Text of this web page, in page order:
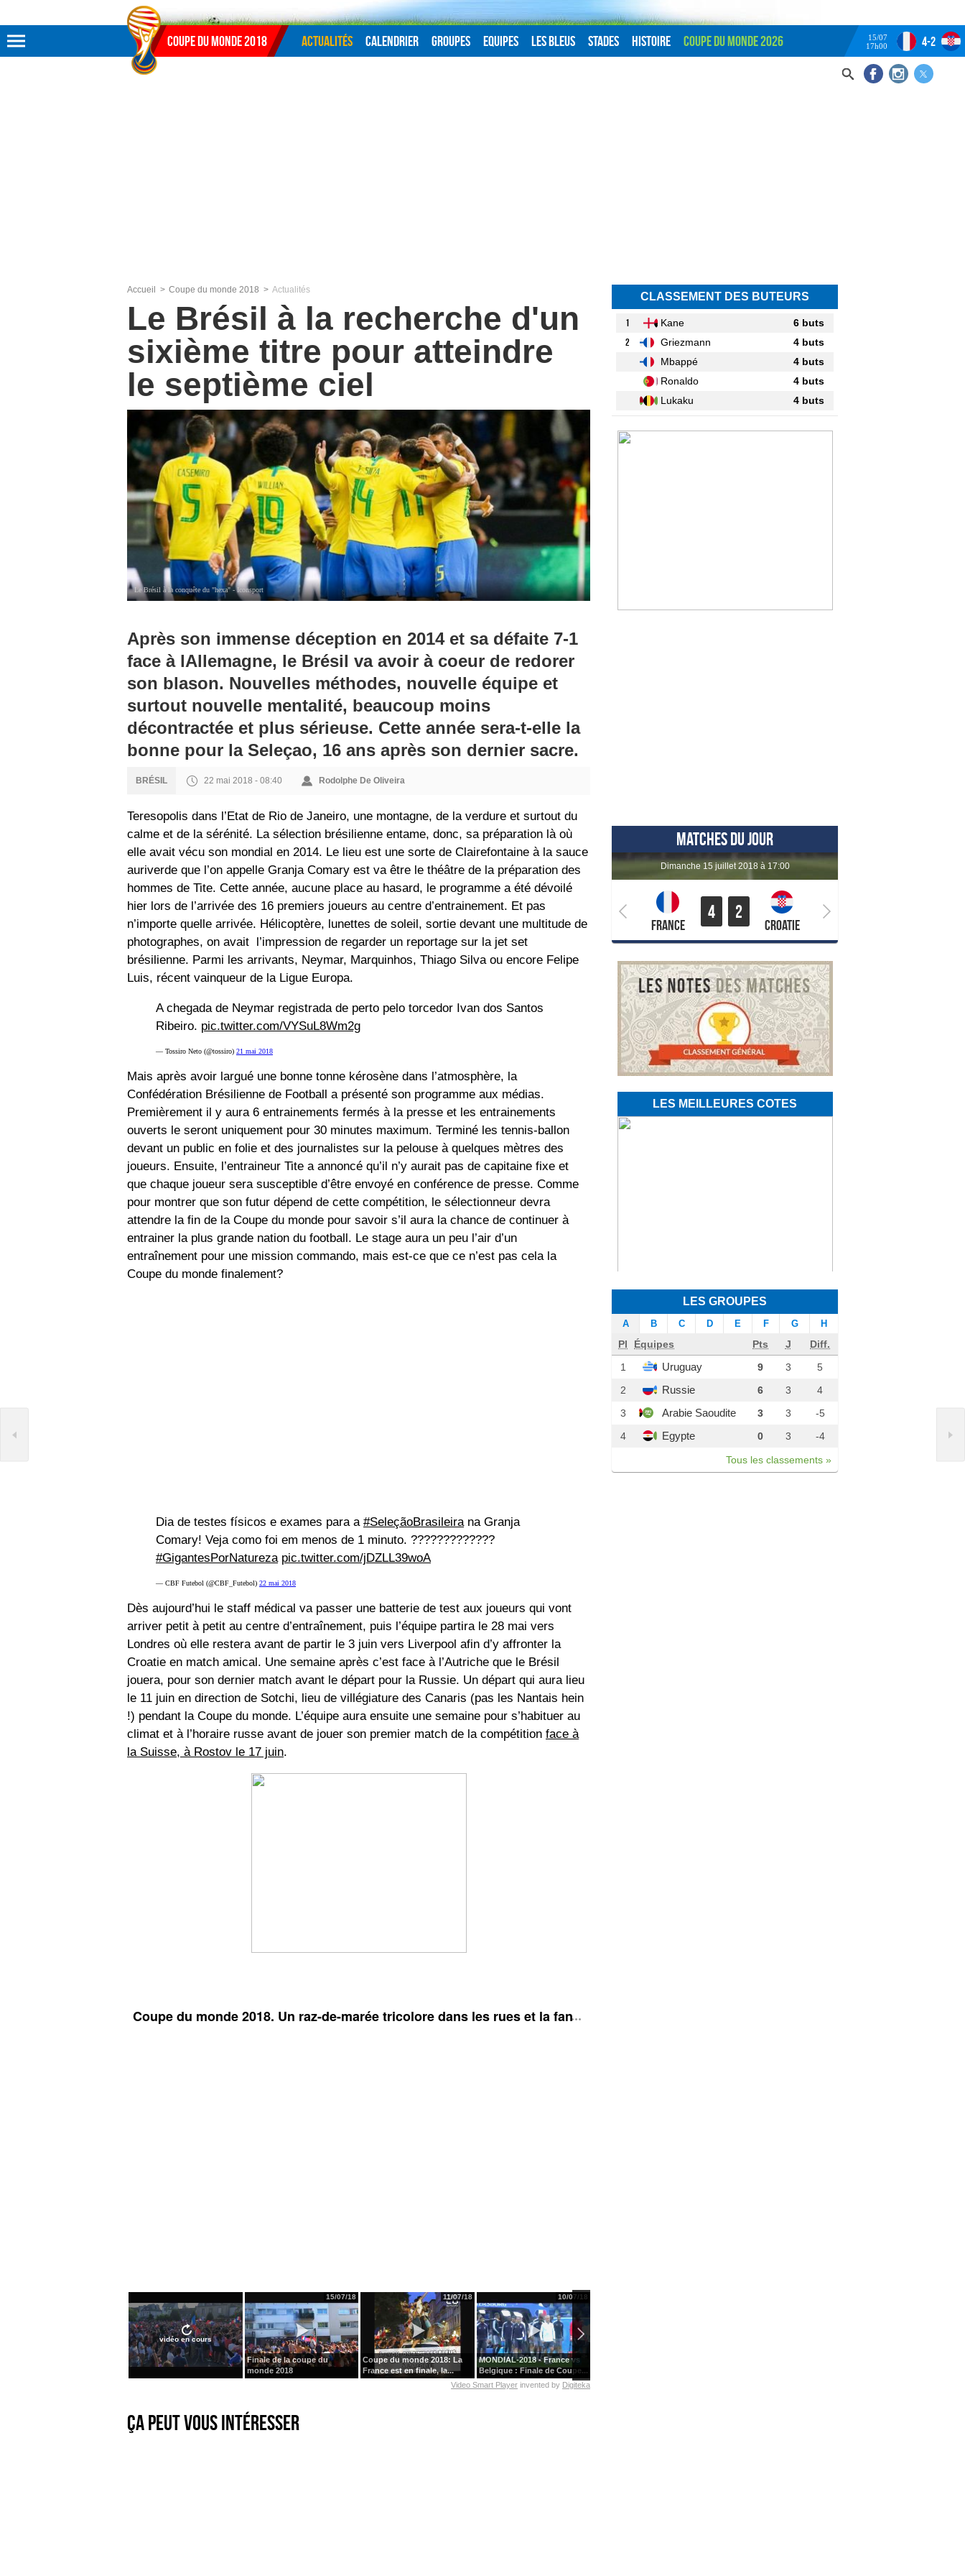
Aller au menu
Coupe du monde 2018 Actualités Calendrier Groupes Equipes Les Bleus Stades Histoire Coupe du monde 2026
15/07
17h00
4-2
Accueil Coupe du monde 2018 Actualités
Le Brésil à la recherche d'un
sixième titre pour atteindre
le septième ciel
Le Brésil à la conquête du "hexa" - Iconsport
Après son immense déception en 2014 et sa défaite 7-1
face à lAllemagne, le Brésil va avoir à coeur de redorer
son blason. Nouvelles méthodes, nouvelle équipe et
surtout nouvelle mentalité, beaucoup moins
décontractée et plus sérieuse. Cette année sera-t-elle la
bonne pour la Seleçao, 16 ans après son dernier sacre.
BRÉSIL 22 mai 2018 - 08:40 Rodolphe De Oliveira
Teresopolis dans l’Etat de Rio de Janeiro, une montagne, de la verdure et surtout du
calme et de la sérénité. La sélection brésilienne entame, donc, sa préparation là où
elle avait vécu son mondial en 2014. Le lieu est une sorte de Clairefontaine à la sauce
auriverde que l’on appelle Granja Comary est va être le théâtre de la préparation des
hommes de Tite. Cette année, aucune place au hasard, le programme a été dévoilé
hier lors de l’arrivée des 16 premiers joueurs au centre d’entrainement. Et pas
n’importe quelle arrivée. Hélicoptère, lunettes de soleil, sortie devant une multitude de
photographes, on avait l’impression de regarder un reportage sur la jet set
brésilienne. Parmi les arrivants, Neymar, Marquinhos, Thiago Silva ou encore Felipe
Luis, récent vainqueur de la Ligue Europa.
A chegada de Neymar registrada de perto pelo torcedor Ivan dos Santos
Ribeiro. pic.twitter.com/VYSuL8Wm2g
— Tossiro Neto (@tossiro) 21 mai 2018
Mais après avoir largué une bonne tonne kérosène dans l’atmosphère, la
Confédération Brésilienne de Football a présenté son programme aux médias.
Premièrement il y aura 6 entrainements fermés à la presse et les entrainements
ouverts le seront uniquement pour 30 minutes maximum. Terminé les tennis-ballon
devant un public en folie et des journalistes sur la pelouse à quelques mètres des
joueurs. Ensuite, l’entraineur Tite a annoncé qu’il n’y aurait pas de capitaine fixe et
que chaque joueur sera susceptible d’être envoyé en conférence de presse. Comme
pour montrer que son futur dépend de cette compétition, le sélectionneur devra
attendre la fin de la Coupe du monde pour savoir s’il aura la chance de continuer à
entrainer la plus grande nation du football. Le stage aura un peu l’air d’un
entraînement pour une mission commando, mais est-ce que ce n’est pas cela la
Coupe du monde finalement?
Dia de testes físicos e exames para a #SeleçãoBrasileirana Granja
Comary! Veja como foi em menos de 1 minuto. ?????????????
#GigantesPorNatureza pic.twitter.com/jDZLL39woA
— CBF Futebol (@CBF_Futebol) 22 mai 2018
Dès aujourd’hui le staff médical va passer une batterie de test aux joueurs qui vont
arriver petit à petit au centre d’entraînement, puis l’équipe partira le 28 mai vers
Londres où elle restera avant de partir le 3 juin vers Liverpool afin d’y affronter la
Croatie en match amical. Une semaine après c’est face à l’Autriche que le Brésil
jouera, pour son dernier match avant le départ pour la Russie. Un départ qui aura lieu
le 11 juin en direction de Sotchi, lieu de villégiature des Canaris (pas les Nantais hein
!) pendant la Coupe du monde. L’équipe aura ensuite une semaine pour s’habituer au
climat et à l’horaire russe avant de jouer son premier match de la compétition face à
la Suisse, à Rostov le 17 juin.
Coupe du monde 2018. Un raz-de-marée tricolore dans les rues et la fan zone
vidéo en cours
Finale de la coupe du
monde 2018
15/07/18
Coupe du monde 2018: La
France est en finale, la...
11/07/18
MONDIAL-2018 - France vs
Belgique : Finale de Coupe...
10/07/18
Video Smart Player invented by Digiteka
Ça peut vous intéresser
CLASSEMENT DES BUTEURS
1 Kane
6 buts
2
Griezmann
4 buts
Mbappé
4 buts
Ronaldo
4 buts
Lukaku
4 buts
MATCHES DU JOUR
dimanche 15 juillet 2018 à 17:00
France
4 2
Croatie
LES MEILLEURES COTES
LES GROUPES
A B C D E F G H
Pl Équipes Pts J
Diff.
1
Uruguay 9 3
5
2
Russie 6 3
4
3
Arabie Saoudite 3 3
-5
4
Egypte 0 3 -4
Tous les classements »